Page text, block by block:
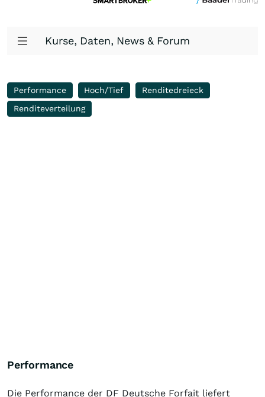
Kurse, Daten, News & Forum
Performance Hoch/Tief
Renditedreieck
Renditeverteilung
Performance
Die Performance der DF Deutsche Forfait liefert